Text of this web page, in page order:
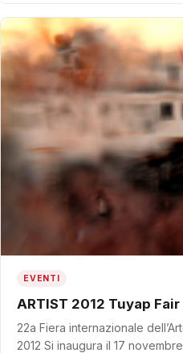
EVENTI
ARTIST 2012 Tuyap
22a Fiera internazionale
2012 Si inaugura il 17